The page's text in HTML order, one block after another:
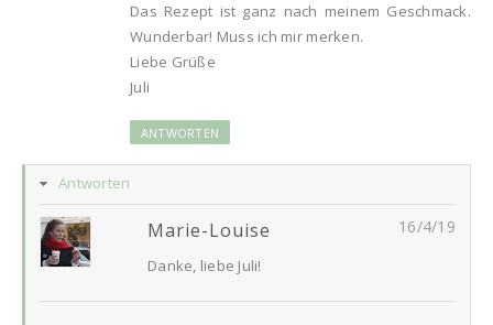
Das Rezept ist ganz nach meinem Geschmack.
Wunderbar! Muss ich mir merken.
Liebe Grüße
Juli
ANTWORTEN
Antworten
Marie-Louise 16/4/19
Danke, liebe Juli!